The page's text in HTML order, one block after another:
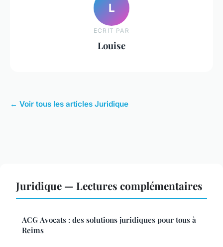
L
ECRIT PAR
Louise
← Voir tous les articles Juridique
Juridique — Lectures complémentaires
ACG Avocats : des solutions juridiques pour tous à
Reims